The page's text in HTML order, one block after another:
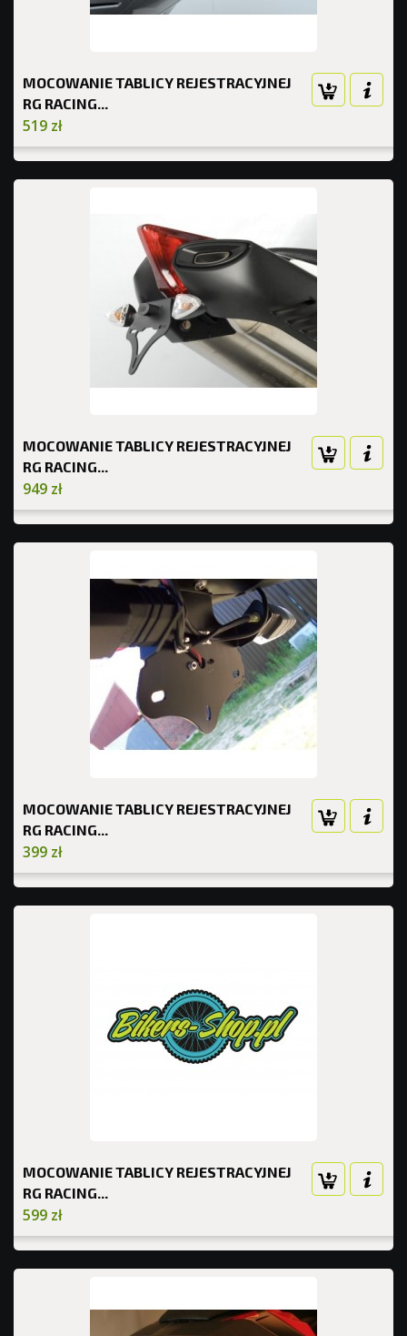
MOCOWANIE TABLICY REJESTRACYJNEJ
RG RACING...
519 zł
MOCOWANIE TABLICY REJESTRACYJNEJ
RG RACING...
949 zł
MOCOWANIE TABLICY REJESTRACYJNEJ
RG RACING...
399 zł
MOCOWANIE TABLICY REJESTRACYJNEJ
RG RACING...
599 zł